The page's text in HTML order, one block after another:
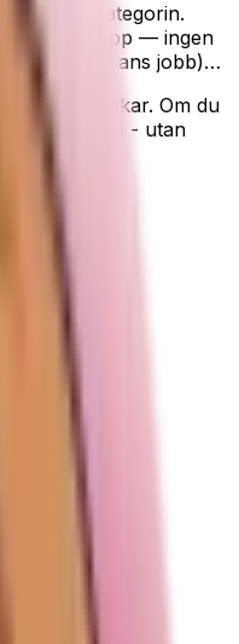
favorit i kategorin.
en knapp — ingen
är TL35: ans jobb)…
reklamlänkar. Om du
en provision - utan